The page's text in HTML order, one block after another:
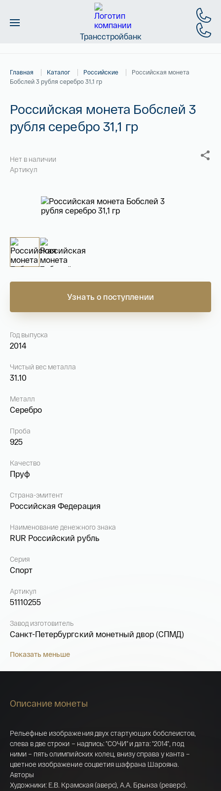
Трансстройбанк
Слитки
Новинки
Магазин
Контакты
8800 505
+7495 78682 78
coins.shop@tsbnk.ru
Главная Каталог Российские
Российская монета
Бобслей 3 рубля серебро 31,1 гр
Российская монета Бобслей 3
рубля серебро 31,1 гр
Нет в наличии
Артикул
Узнать о поступлении
Год выпуска
2014
Чистый вес металла
31.10
Металл
Серебро
Проба
925
Качество
Пруф
Страна-эмитент
Российская Федерация
Наименование денежного знака
RUR Российский рубль
Серия
Спорт
Артикул
51110255
Завод изготовитель
Санкт-Петербургский монетный двор (СПМД)
Показать меньше
Описание монеты
Рельефные изображения двух стартующих бобслеистов,
слева в две строки – надпись: "СОЧИ" и дата: "2014", под
ними – пять олимпийских колец, внизу справа у канта –
цветное изображение соцветия шафрана Шарояна.
Авторы
Художники: Е.В. Крамская (аверс), А.А. Брынза (реверс).